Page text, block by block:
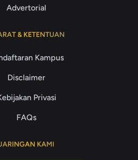
Advertorial
& KETENTUAN
Kampus
Disclaimer
Privasi
FAQs
KAMI